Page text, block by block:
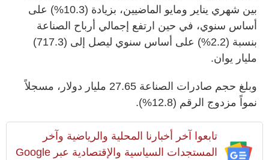
بين شهري يناير ومايو الماضيين، بزيادة (10.3%) على
أساس سنوي، في حين ارتفع إجمالي أرباح الصناعة
بنسبة (2.2%) على أساس سنوي ليصل إلى (717.3)
مليار يوان.
وبلغ حجم صادرات الصناعة 27.65 مليار دولار، مسجلاً
نمواً مزدوج الرقم (12.8%).
تابعوا آخر أخبارنا المحلية والرياضية وآخر
المستجدات السياسية والإقتصادية عبر Google